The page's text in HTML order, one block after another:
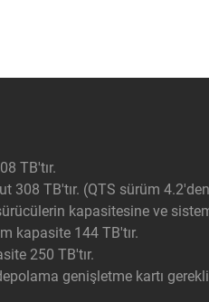
TB'tır.
308 TB'tır. (QTS sürüm
kapasitesine ve
kapasite 144 TB'tır.
250 TB'tır.
genişletme kartı